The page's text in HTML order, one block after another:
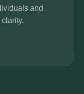
and